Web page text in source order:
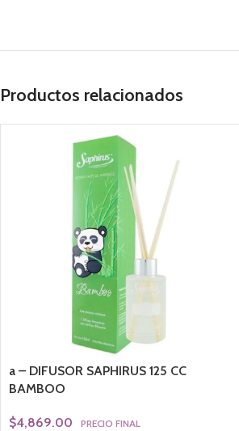
Productos relacionados
a – DIFUSOR SAPHIRUS 125 CC
BAMBOO
$4,869.00 PRECIO FINAL